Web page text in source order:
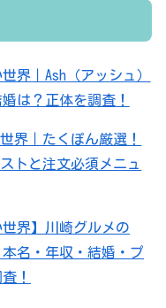
界｜Ash（アッシュ）
は？正体を調査！
界｜たくぽん厳選！
トと注文必須メニュ
世界】川崎グルメの
本名・年収・結婚・プ
！